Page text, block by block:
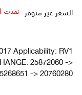
السعر غير متوفر
نفذت
Applicability: RV1
25872060 ->
-> 20760280